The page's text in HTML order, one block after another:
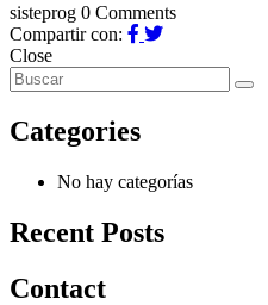
sisteprog 0 Comments
Compartir con:
Close
Categories
No hay categorías
Recent Posts
Contact